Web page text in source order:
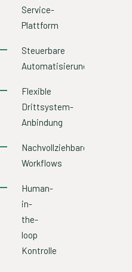
Service-
Plattform
Steuerbare
Automatisierung
Flexible
Drittsystem-
Anbindung
Nachvollziehbare
Workflows
Human-
in-
the-
loop
Kontrolle